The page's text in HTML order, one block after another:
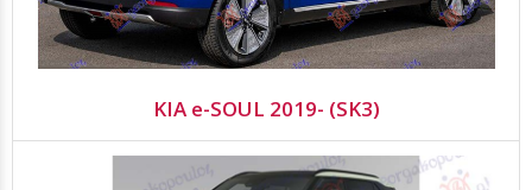
KIA e-SOUL 2019- (SK3)